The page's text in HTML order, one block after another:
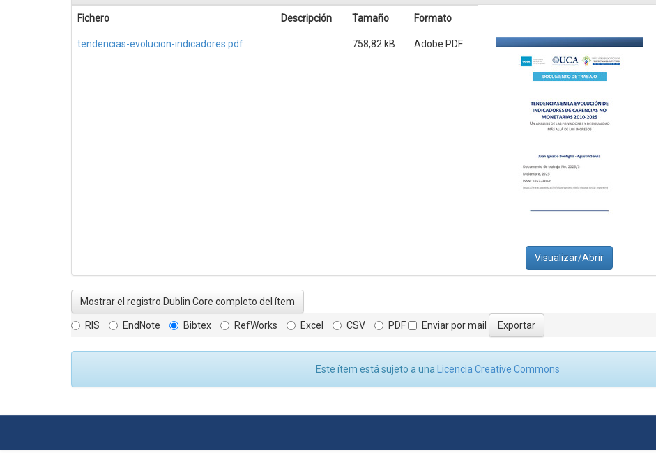
Fichero Descripción Tamaño Formato
tendencias-evolucion-indicadores.pdf 758,82 kB Adobe PDF
Visualizar/Abrir
Mostrar el registro Dublin Core completo del ítem
RIS EndNote Bibtex RefWorks Excel CSV PDF Enviar por mail
Este ítem está sujeto a una Licencia Creative Commons